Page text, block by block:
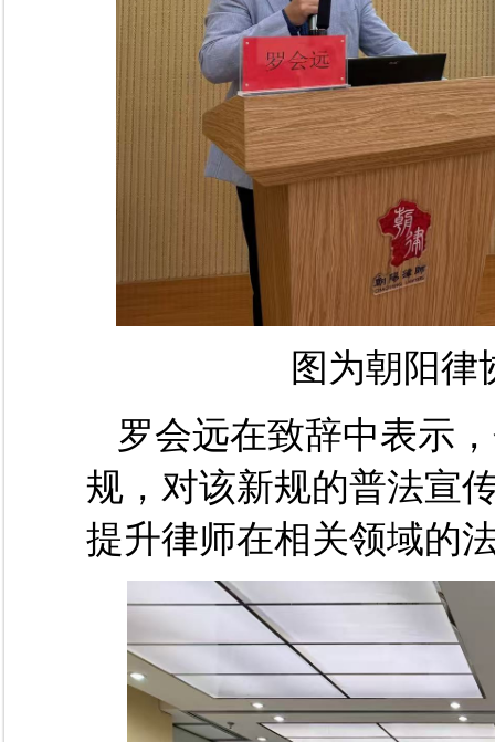
图为朝阳律
罗会远在致辞中表示
规，对该新规的普法宣
提升律师在相关领域的